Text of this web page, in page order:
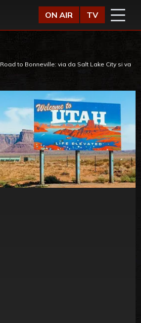
ON AIR TV
Road to Bonneville: via da Salt Lake City si va